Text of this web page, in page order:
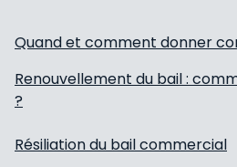
Quand et comment donner
Renouvellement du bail :
?
Résiliation du bail commercial